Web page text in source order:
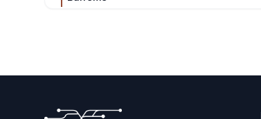
Interpol
Musée d'Art Contemporain